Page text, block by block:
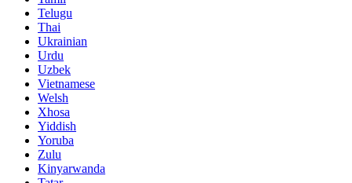
Telugu
Thai
Ukrainian
Urdu
Uzbek
Vietnamese
Welsh
Xhosa
Yiddish
Yoruba
Zulu
Kinyarwanda